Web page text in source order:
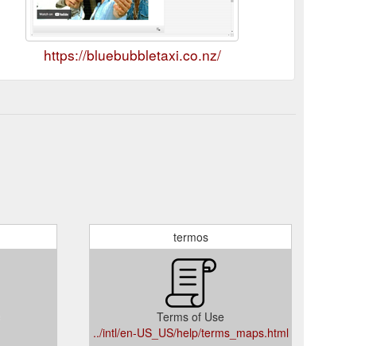
https://bluebubbletaxi.co.nz/
termos
Terms of Use
../intl/en-US_US/help/terms_maps.html